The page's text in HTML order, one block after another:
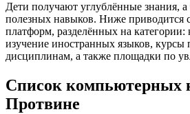
Дети получают углублённые знания,
полезных навыков. Ниже приводится
платформ, разделённых на
изучение иностранных языков,
дисциплинам, а также площадки по
Список компьютерных
Протвине